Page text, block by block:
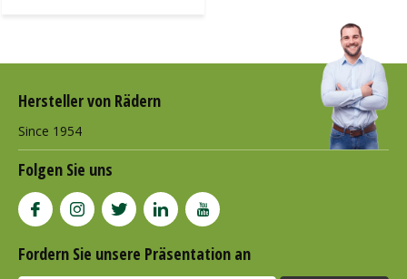
Hersteller von Rädern
Since 1954
Folgen Sie uns
Fordern Sie unsere Präsentation an